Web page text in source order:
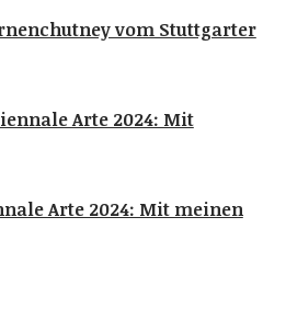
vom Stuttgarter
Arte 2024: Mit
Arte 2024: Mit meinen